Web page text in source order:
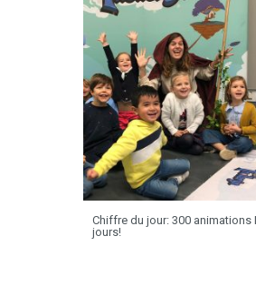
Chiffre du jour: 300 animations
jours!